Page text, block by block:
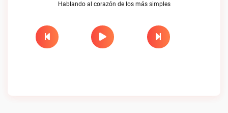
Hablando al corazón de los más simples